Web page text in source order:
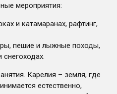
мероприятия:
и катамаранах, рафтинг,
пешие и лыжные походы,
снегоходах.
Карелия – земля, где
естественно,